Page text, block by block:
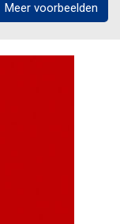
Meer voorbeelden